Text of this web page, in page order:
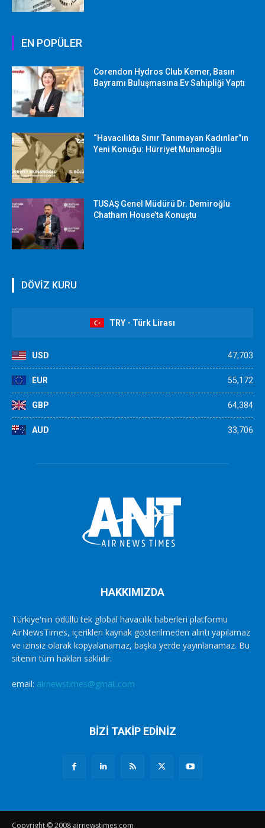
EN POPÜLER
Corendon Hydros Club Kemer, Basın
Bayramı Buluşmasına Ev Sahipliği Yaptı
“Havacılıkta Sınır Tanımayan Kadınlar”ın
Yeni Konuğu: Hürriyet Munanoğlu
TUSAŞ Genel Müdürü Dr. Demiroğlu
Chatham House’ta Konuştu
DÖVİZ KURU
TRY - Türk Lirası
USD 47,703
EUR 55,172
GBP 64,384
AUD 33,706
HAKKIMIZDA
Türkiye'nin ödüllü tek global havacılık haberleri platformu
AirNewsTimes, içerikleri kaynak gösterilmeden alıntı yapılamaz
ve izinsiz olarak kopyalanamaz, başka yerde yayınlanamaz. Bu
sitenin tüm hakları saklıdır.
email: airnewstimes@gmail.com
BİZİ TAKİP EDİNİZ
Copyright © 2008 airnewstimes.com